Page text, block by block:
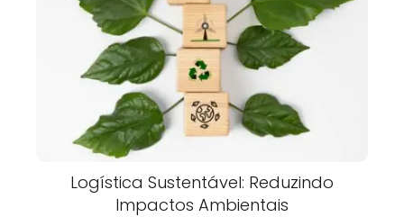
Logística Sustentável: Reduzindo
Impactos Ambientais